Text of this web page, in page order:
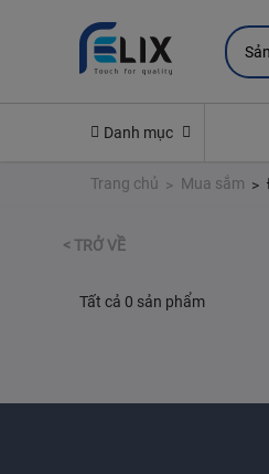
Danh mục
Yêu cầu quyền lợi bảo hiểm
Trang chủ Mua sắm
< TRỞ VỀ
Tất cả 0 sản phẩm